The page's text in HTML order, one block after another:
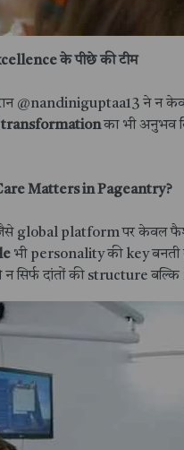
के पीछे की टीम
@nandiniguptaa13 ने न
का भी अनुभव
Matters in Pageantry?
global platform पर केवल
भी personality की key
न सिर्फ दांतों की structure